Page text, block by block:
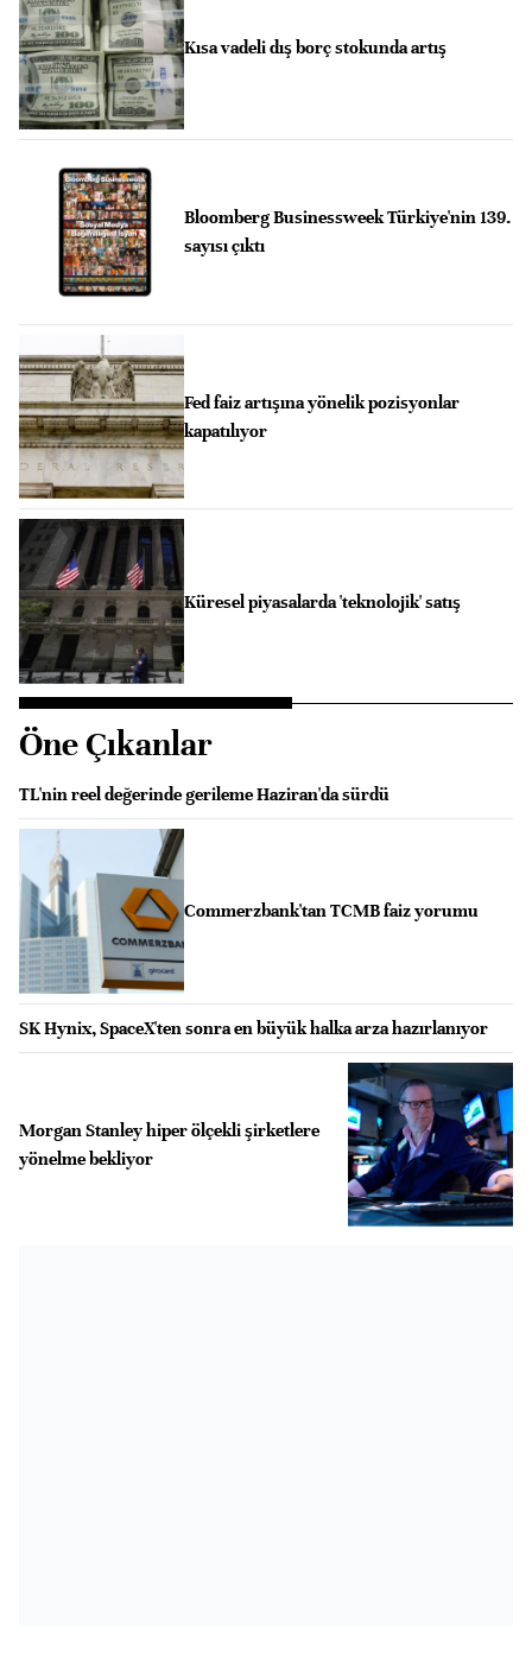
Kısa vadeli dış borç stokunda artış
Bloomberg Businessweek Türkiye'nin 139.
sayısı çıktı
Fed faiz artışına yönelik pozisyonlar
kapatılıyor
Küresel piyasalarda 'teknolojik' satış
Öne Çıkanlar
TL'nin reel değerinde gerileme Haziran'da sürdü
Commerzbank'tan TCMB faiz yorumu
SK Hynix, SpaceX'ten sonra en büyük halka arza hazırlanıyor
Morgan Stanley hiper ölçekli şirketlere
yönelme bekliyor